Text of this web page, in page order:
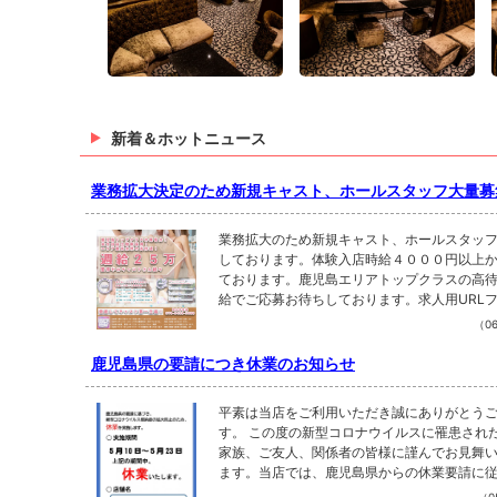
新着＆ホットニュース
業務拡大決定のため新規キャスト、ホールスタッフ大量
業務拡大のため新規キャスト、ホールスタッ
しております。体験入店時給４０００円以上
ております。鹿児島エリアトップクラスの高
給でご応募お待ちしております。求人用URL
s://www.froma.com/detail/clc_3956130001/
NE、インスタグラムDMからのご応募もお待
索をお願い致します。
（
鹿児島県の要請につき休業のお知らせ
平素は当店をご利用いただき誠にありがとう
す。 この度の新型コロナウイルスに罹患され
家族、ご友人、関係者の皆様に謹んでお見舞
ます。当店では、鹿児島県からの休業要請に
様やスタッフの安全確保、感染防止に努める